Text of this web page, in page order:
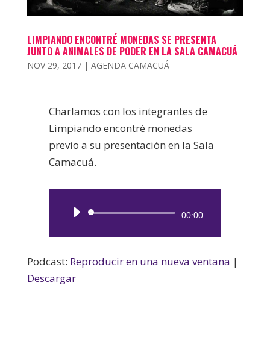
LIMPIANDO ENCONTRÉ MONEDAS SE PRESENTA
JUNTO A ANIMALES DE PODER EN LA SALA CAMACUÁ
NOV 29, 2017| AGENDA CAMACUÁ
Charlamos con los integrantes de
Limpiando encontré monedas
previo a su presentación en la Sala
Camacuá.
Reproductor
00:00
Podcast: Reproducir en una nueva ventana |
Descargar